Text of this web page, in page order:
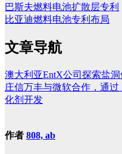
巴斯夫燃料电池扩散层专利
比亚迪燃料电池专利布局
文章导航
澳大利亚EntX公司探索盐
庄信万丰与微软合作，通过
化剂开发
作者 808, ab